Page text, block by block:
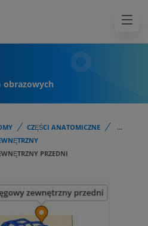
obrazowych
CZĘŚCI ANATOMICZNE
...
PRZEDNI